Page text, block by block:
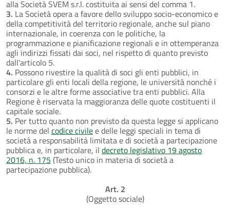
alla Società SVEM s.r.l. costituita ai sensi del comma 1.
3. La Società opera a favore dello sviluppo socio-economico e
della competitività del territorio regionale, anche sul piano
internazionale, in coerenza con le politiche, la
programmazione e pianificazione regionali e in ottemperanza
agli indirizzi fissati dai soci, nel rispetto di quanto previsto
dall'articolo 5.
4. Possono rivestire la qualità di soci gli enti pubblici, in
particolare gli enti locali della regione, le università nonché i
consorzi e le altre forme associative tra enti pubblici. Alla
Regione è riservata la maggioranza delle quote costituenti il
capitale sociale.
5. Per tutto quanto non previsto da questa legge si applicano
le norme del codice civilee delle leggi speciali in tema di
società a responsabilità limitata e di società a partecipazione
pubblica e, in particolare, il decreto legislativo 19 agosto
2016, n. 175 (Testo unico in materia di società a
partecipazione pubblica).
Art. 2
(Oggetto sociale)